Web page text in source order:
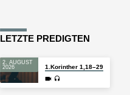
LETZTE PREDIGTEN
2. AUGUST
2026
1.Korinther 1,18–29